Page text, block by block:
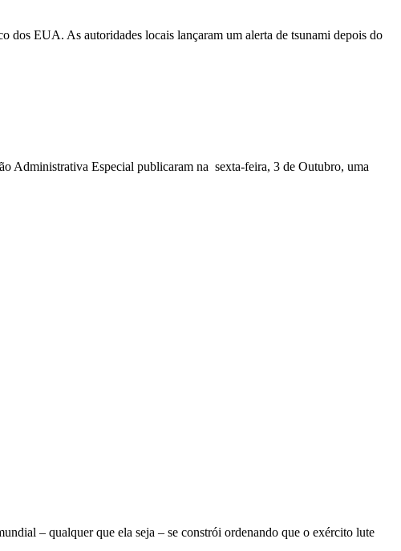
dos EUA. As autoridades locais lançaram um alerta de tsunami depois do
Administrativa Especial publicaram na sexta-feira, 3 de Outubro, uma
– qualquer que ela seja – se constrói ordenando que o exército lute